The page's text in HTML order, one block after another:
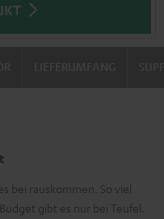
bei rauskommen. So viel
gibt es nur bei Teufel.